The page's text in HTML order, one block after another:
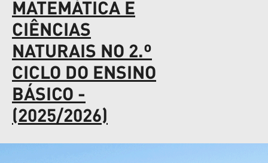
MATEMÁTICA E
CIÊNCIAS
NATURAIS NO 2.º
CICLO DO ENSINO
BÁSICO -
(2025/2026)